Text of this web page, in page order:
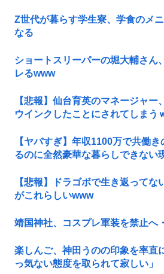
Z世代が暮らす学生寮、学食のメ
なる
ショートスリーパーの堀大輔さん
レるwww
【悲報】仙台育英のマネージャー
ウインクしたことにされてしまう
【ヤバすぎ】年収1100万で共働
るのに全然豪華な暮らしできない
【悲報】ドラゴボで生き返ってな
がこれらしいwww
靖国神社、コスプレ軍装を禁止へ
楽しんご、神田うのの印象を率直
っ気ない態度を取られて寂しい」